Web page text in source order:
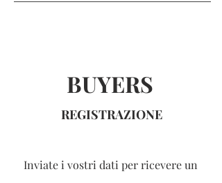
BUYERS
REGISTRAZIONE
Inviate i vostri dati per ricevere un